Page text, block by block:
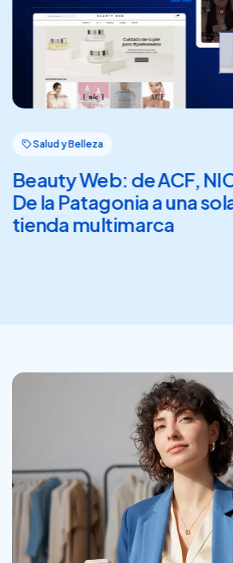
Salud y Belleza
Web: de ACF, NIC y
la Patagonia a una sola
multimarca